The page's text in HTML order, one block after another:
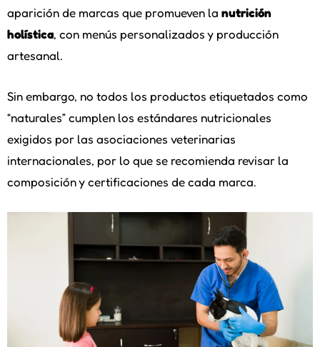
aparición de marcas que promueven la nutrición
holística, con menús personalizados y producción
artesanal.
Sin embargo, no todos los productos etiquetados como
“naturales” cumplen los estándares nutricionales
exigidos por las asociaciones veterinarias
internacionales, por lo que se recomienda revisar la
composición y certificaciones de cada marca.